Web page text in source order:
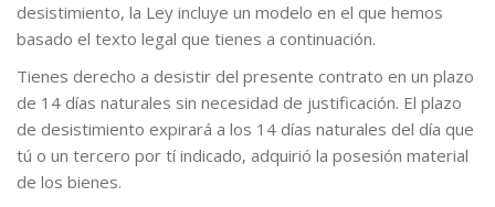
desistimiento, la Ley incluye un modelo en el que hemos
basado el texto legal que tienes a continuación.
Tienes derecho a desistir del presente contrato en un plazo
de 14 días naturales sin necesidad de justificación. El plazo
de desistimiento expirará a los 14 días naturales del día que
tú o un tercero por tí indicado, adquirió la posesión material
de los bienes.